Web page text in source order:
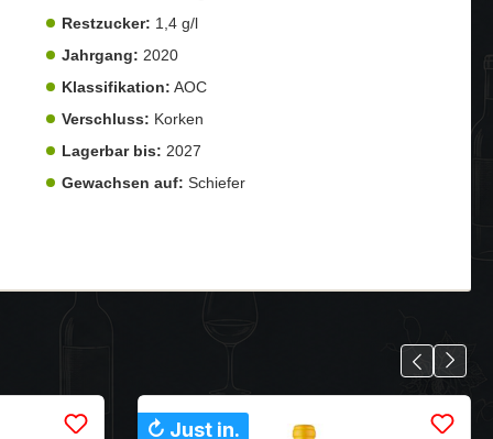
Restzucker: 1,4 g/l
Jahrgang: 2020
Klassifikation: AOC
Verschluss: Korken
Lagerbar bis: 2027
Gewachsen auf: Schiefer
↻ Just in.